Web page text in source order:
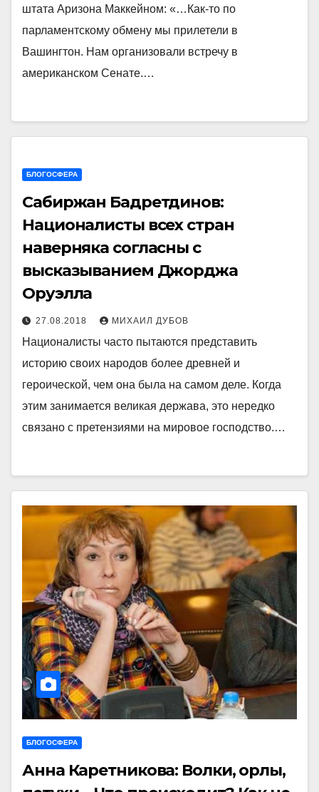
штата Аризона Маккейном: «…Как-то по
парламентскому обмену мы прилетели в
Вашингтон. Нам организовали встречу в
американском Сенате.…
БЛОГОСФЕРА
Сабиржан Бадретдинов:
Националисты всех стран
наверняка согласны с
высказыванием Джорджа
Оруэлла
27.08.2018 МИХАИЛ ДУБОВ
Националисты часто пытаются представить
историю своих народов более древней и
героической, чем она была на самом деле. Когда
этим занимается великая держава, это нередко
связано с претензиями на мировое господство.…
БЛОГОСФЕРА
Анна Каретникова: Волки, орлы,